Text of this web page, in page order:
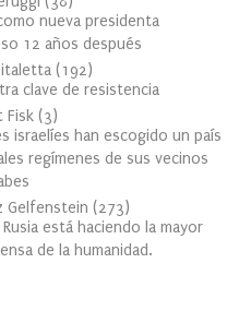
nueva presidenta
12 años después
(192)
clave de resistencia
Fisk (3)
israelíes han escogido un país
regímenes de sus vecinos
Gelfenstein (273)
está haciendo la mayor
de la humanidad.